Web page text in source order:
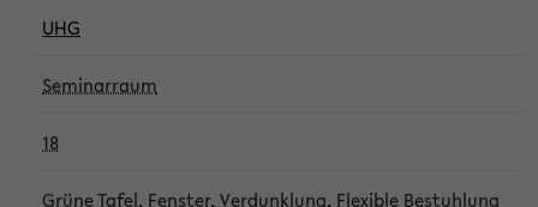
UHG
Seminarraum
18
Grüne Tafel, Fenster, Verdunklung, Flexible Bestuhlung